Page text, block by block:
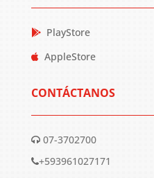
PlayStore
AppleStore
CONTÁCTANOS
07-3702700
+593961027171